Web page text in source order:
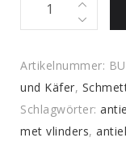
mit
Schmetterlingen
in
Herbstfarben
Artikelnummer:
und Käfer,
Schlagwörter:
met vlinders,